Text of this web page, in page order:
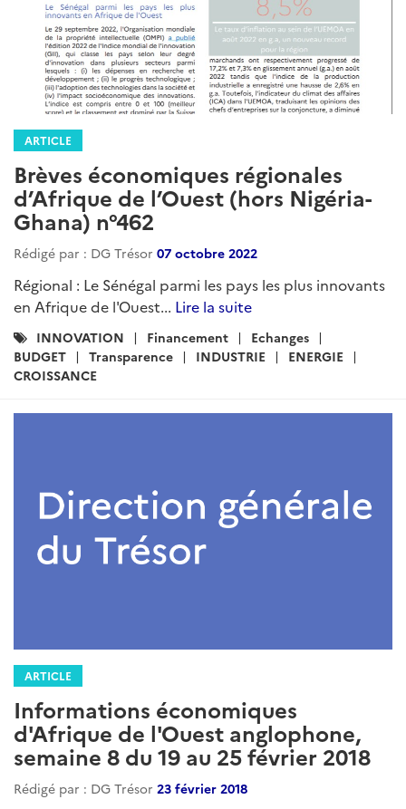
ARTICLE
Brèves économiques régionales
d’Afrique de l’Ouest (hors Nigéria-
Ghana) n°462
Rédigé par : DG Trésor 07 octobre 2022
Régional : Le Sénégal parmi les pays les plus innovants
en Afrique de l'Ouest... Lire la suite
Catégories
:
INNOVATION Financement
Echanges
BUDGET
Transparence INDUSTRIE
ENERGIE
CROISSANCE
ARTICLE
Informations économiques
d'Afrique de l'Ouest anglophone,
semaine 8 du 19 au 25 février 2018
Rédigé par : DG Trésor 23 février 2018